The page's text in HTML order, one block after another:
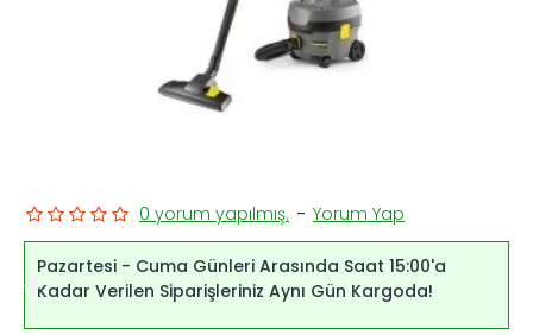
Pazartesi - Cuma Günleri Arasında Saat 15:00'a
Kadar Verilen Siparişleriniz Aynı Gün Kargoda!
0 yorum yapılmış. - Yorum Yap